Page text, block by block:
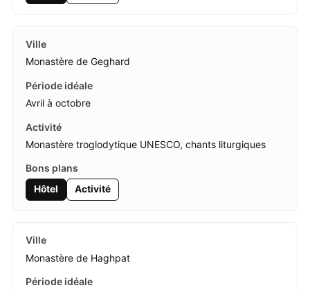
Monastère de Geghard
Avril à octobre
Monastère troglodytique UNESCO, chants liturgiques
Hôtel Activité
Monastère de Haghpat